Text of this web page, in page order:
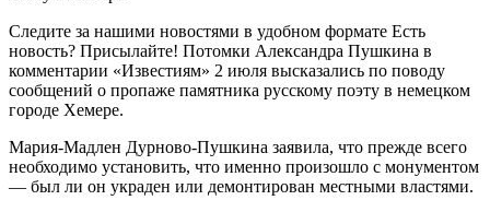
Следите за нашими новостями в удобном формате Есть
новость? Присылайте! Потомки Александра Пушкина в
комментарии «Известиям» 2 июля высказались по поводу
сообщений о пропаже памятника русскому поэту в немецком
городе Хемере.
Мария-Мадлен Дурново-Пушкина заявила, что прежде всего
необходимо установить, что именно произошло с монументом
— был ли он украден или демонтирован местными властями.